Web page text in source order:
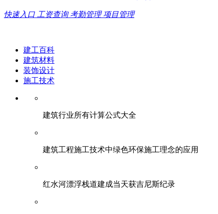
快速入口 工资查询 考勤管理 项目管理
建工百科
建筑材料
装饰设计
施工技术
建筑行业所有计算公式大全
建筑工程施工技术中绿色环保施工理念的应用
红水河漂浮栈道建成当天获吉尼斯纪录